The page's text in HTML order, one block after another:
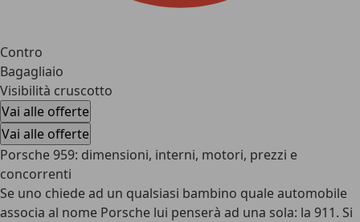
Contro
Bagagliaio
Visibilità cruscotto
Vai alle offerte
Vai alle offerte
Porsche 959: dimensioni, interni, motori, prezzi e
concorrenti
Se uno chiede ad un qualsiasi bambino quale automobile
associa al nome Porsche lui penserà ad una sola: la 911. Si